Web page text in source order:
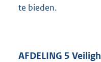
te bieden.
AFDELING 5